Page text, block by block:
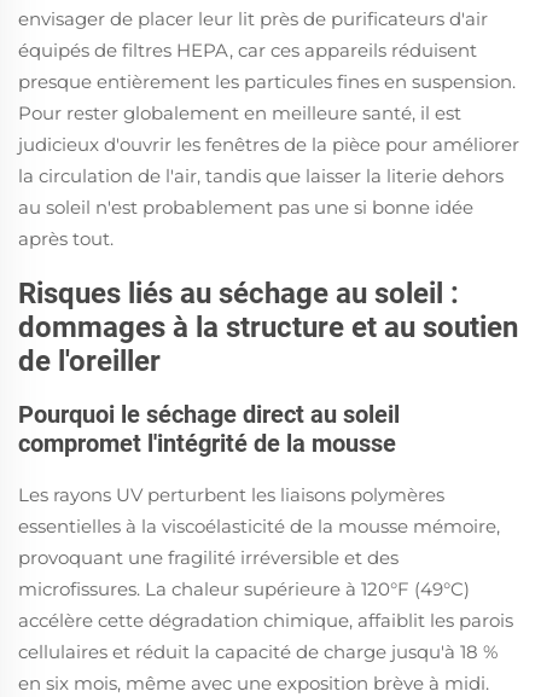
envisager de placer leur lit près de purificateurs d'air
équipés de filtres HEPA, car ces appareils réduisent
presque entièrement les particules fines en suspension.
Pour rester globalement en meilleure santé, il est
judicieux d'ouvrir les fenêtres de la pièce pour améliorer
la circulation de l'air, tandis que laisser la literie dehors
au soleil n'est probablement pas une si bonne idée
après tout.
Risques liés au séchage au soleil :
dommages à la structure et au soutien
de l'oreiller
Pourquoi le séchage direct au soleil
compromet l'intégrité de la mousse
Les rayons UV perturbent les liaisons polymères
essentielles à la viscoélasticité de la mousse mémoire,
provoquant une fragilité irréversible et des
microfissures. La chaleur supérieure à 120°F (49°C)
accélère cette dégradation chimique, affaiblit les parois
cellulaires et réduit la capacité de charge jusqu'à 18 %
en six mois, même avec une exposition brève à midi.